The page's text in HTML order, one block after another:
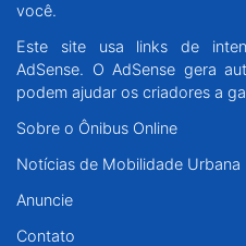
você.
Este site usa links de
AdSense. O AdSense gera
podem ajudar os criadores a
Sobre o Ônibus Online
Notícias de Mobilidade Urbana
Anuncie
Contato